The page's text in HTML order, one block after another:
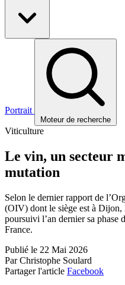
Portrait
Moteur de recherche
Viticulture
Le vin, un secteur
mutation
Selon le dernier rapport de
(OIV) dont le siège est à
poursuivi l’an dernier sa phase
France.
Publié le 22 Mai 2026
Par Christophe Soulard
Partager l'article Facebook